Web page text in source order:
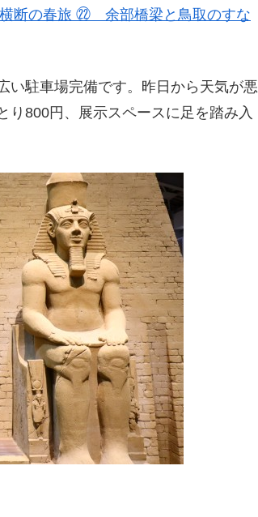
断の春旅 ㉒ 余部橋梁と鳥取のすな
い駐車場完備です。昨日から天気が悪
り800円、展示スペースに足を踏み入